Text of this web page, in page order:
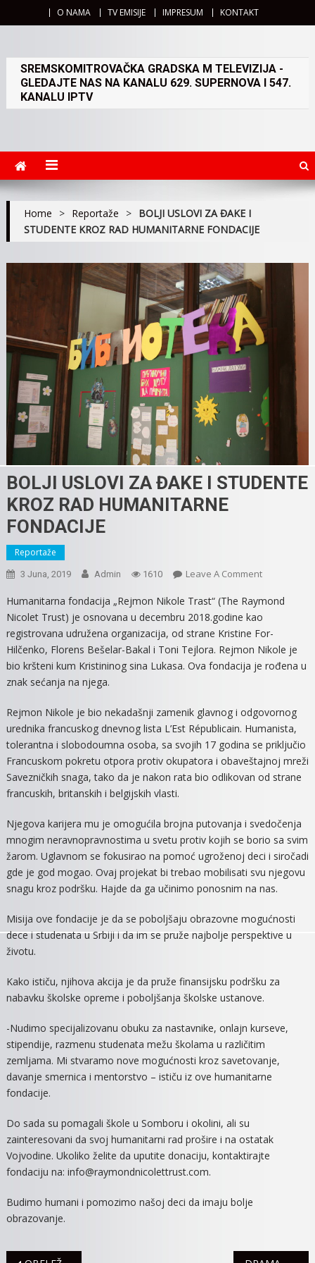
O NAMA TV EMISIJE IMPRESUM KONTAKT
SREMSKOMITROVAČKA GRADSKA M TELEVIZIJA -
GLEDAJTE NAS NA KANALU 629. SUPERNOVA I 547.
KANALU IPTV
Home > Reportaže > BOLJI USLOVI ZA ĐAKE I
STUDENTE KROZ RAD HUMANITARNE FONDACIJE
BOLJI USLOVI ZA ĐAKE I STUDENTE
KROZ RAD HUMANITARNE
FONDACIJE
Reportaže
3 Juna, 2019 Admin 1610 Leave A CommentOn
USLOVI
ZA
ĐAKE
I
STUDENTE
FONDACIJE
Humanitarna fondacija „Rejmon Nikole Trast“ (The Raymond
Nicolet Trust) je osnovana u decembru 2018.godine kao
registrovana udružena organizacija, od strane Kristine For-
Hilčenko, Florens Bešelar-Bakal i Toni Tejlora. Rejmon Nikole je
bio kršteni kum Kristininog sina Lukasa. Ova fondacija je rođena u
znak sećanja na njega.
Rejmon Nikole je bio nekadašnji zamenik glavnog i odgovornog
urednika francuskog dnevnog lista L’Est Républicain. Humanista,
tolerantna i slobodoumna osoba, sa svojih 17 godina se priključio
Francuskom pokretu otpora protiv okupatora i obaveštajnoj mreži
Savezničkih snaga, tako da je nakon rata bio odlikovan od strane
francuskih, britanskih i belgijskih vlasti.
Njegova karijera mu je omogućila brojna putovanja i svedočenja
mnogim neravnopravnostima u svetu protiv kojih se borio sa svim
žarom. Uglavnom se fokusirao na pomoć ugroženoj deci i siročadi
gde je god mogao. Ovaj projekat bi trebao mobilisati svu njegovu
snagu kroz podršku. Hajde da ga učinimo ponosnim na nas.
Misija ove fondacije je da se poboljšaju obrazovne mogućnosti
dece i studenata u Srbiji i da im se pruže najbolje perspektive u
životu.
Kako ističu, njihova akcija je da pruže finansijsku podršku za
nabavku školske opreme i poboljšanja školske ustanove.
-Nudimo specijalizovanu obuku za nastavnike, onlajn kurseve,
stipendije, razmenu studenata mežu školama u različitim
zemljama. Mi stvaramo nove mogućnosti kroz savetovanje,
davanje smernica i mentorstvo – ističu iz ove humanitarne
fondacije.
Do sada su pomagali škole u Somboru i okolini, ali su
zainteresovani da svoj humanitarni rad prošire i na ostatak
Vojvodine. Ukoliko želite da uputite donaciju, kontaktirajte
fondaciju na: info@raymondnicolettrust.com.
Budimo humani i pomozimo našoj deci da imaju bolje
obrazovanje.